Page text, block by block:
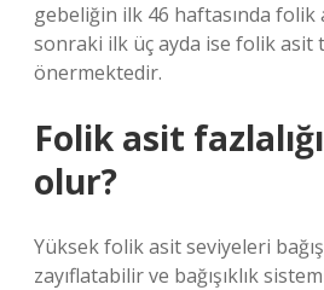
gebeliğin ilk 46 haftasında folik
sonraki ilk üç ayda ise folik asit
önermektedir.
Folik asit
olur?
Yüksek folik asit seviyeleri
zayıflatabilir ve bağışıklık